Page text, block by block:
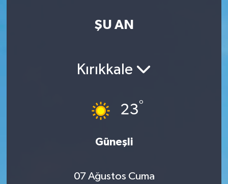
ŞU AN
Kırıkkale
23°
Güneşli
07 Ağustos Cuma